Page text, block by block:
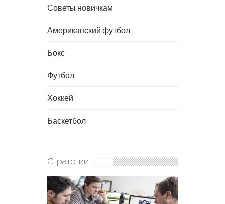
Советы новичкам
Американский футбол
Бокс
Футбол
Хоккей
Баскетбол
Стратегии